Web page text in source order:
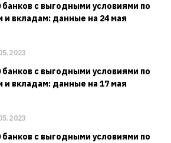
банков с выгодными условиями по
и вкладам: данные на 24 мая
банков с выгодными условиями по
и вкладам: данные на 17 мая
банков с выгодными условиями по